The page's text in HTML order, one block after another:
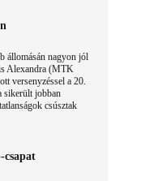
állomásán nagyon jól
Alexandra (MTK
versenyzéssel a 20.
sikerült jobban
csúsztak